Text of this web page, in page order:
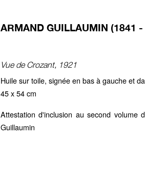
ARMAND GUILLAUMIN (1841 -
Vue de Crozant, 1921
Huile sur toile, signée en bas à gauche et
45 x 54 cm
Attestation d'inclusion au second volume
Guillaumin